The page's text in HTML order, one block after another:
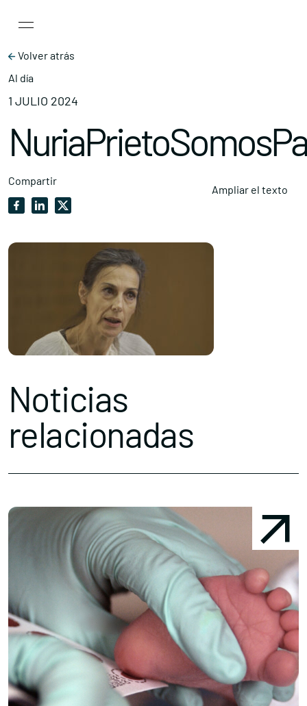
Main Navigation
Volver atrás
Al día
1 JULIO 2024
Compartir
Ampliar el texto
Noticias
relacionadas